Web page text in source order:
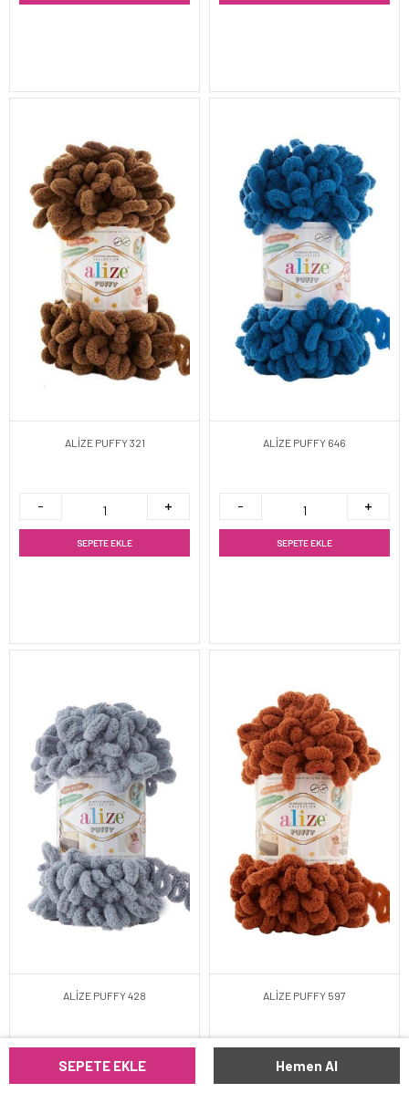
SEPETE EKLE Hemen Al
ALİZE PUFFY 321
SEPETE EKLE
ALİZE PUFFY 646
SEPETE EKLE
ALİZE PUFFY 428 ALİZE PUFFY 597